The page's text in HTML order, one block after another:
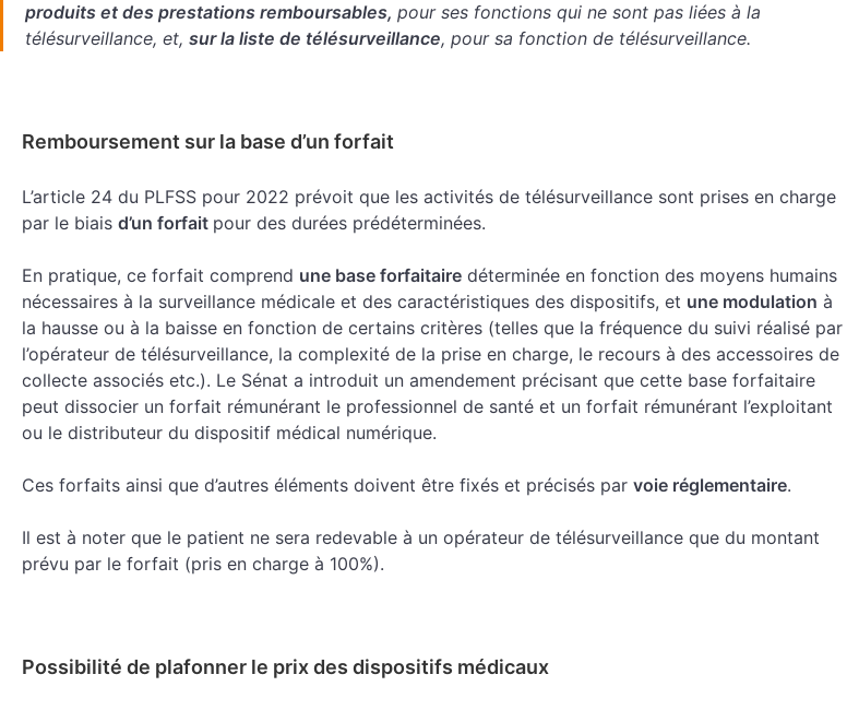
produits et des prestations remboursables, pour ses fonctions qui ne sont pas liées à la
télésurveillance, et, sur la liste de télésurveillance, pour sa fonction de télésurveillance.
Remboursement sur la base d’un forfait
L’article 24 du PLFSS pour 2022 prévoit que les activités de télésurveillance sont prises en charge
par le biais d’un forfait pour des durées prédéterminées.
En pratique, ce forfait comprend une base forfaitaire déterminée en fonction des moyens humains
nécessaires à la surveillance médicale et des caractéristiques des dispositifs, et une modulation à
la hausse ou à la baisse en fonction de certains critères (telles que la fréquence du suivi réalisé par
l’opérateur de télésurveillance, la complexité de la prise en charge, le recours à des accessoires de
collecte associés etc.). Le Sénat a introduit un amendement précisant que cette base forfaitaire
peut dissocier un forfait rémunérant le professionnel de santé et un forfait rémunérant l’exploitant
ou le distributeur du dispositif médical numérique.
Ces forfaits ainsi que d’autres éléments doivent être fixés et précisés par voie réglementaire.
Il est à noter que le patient ne sera redevable à un opérateur de télésurveillance que du montant
prévu par le forfait (pris en charge à 100%).
Possibilité de plafonner le prix des dispositifs médicaux